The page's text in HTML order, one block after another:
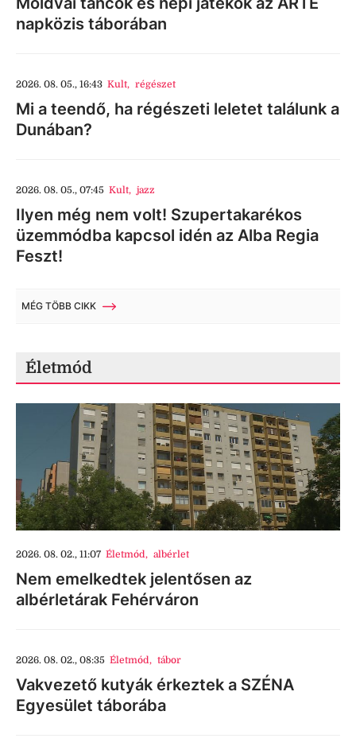
napközis táborában
2026. 08. 05., 16:43 Kult, régészet
Mi a teendő, ha régészeti leletet találunk a
Dunában?
2026. 08. 05., 07:45 Kult, jazz
Ilyen még nem volt! Szupertakarékos
üzemmódba kapcsol idén az Alba Regia
Feszt!
MÉG TÖBB CIKK
Életmód
2026. 08. 02., 11:07 Életmód, albérlet
Nem emelkedtek jelentősen az
albérletárak Fehérváron
2026. 08. 02., 08:35 Életmód, tábor
Vakvezető kutyák érkeztek a SZÉNA
Egyesület táborába